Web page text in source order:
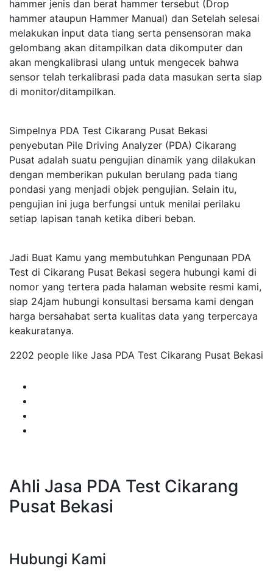
hammer jenis dan berat hammer tersebut (Drop
hammer ataupun Hammer Manual) dan Setelah selesai
melakukan input data tiang serta pensensoran maka
gelombang akan ditampilkan data dikomputer dan
akan mengkalibrasi ulang untuk mengecek bahwa
sensor telah terkalibrasi pada data masukan serta siap
di monitor/ditampilkan.
Simpelnya PDA Test Cikarang Pusat Bekasi
penyebutan Pile Driving Analyzer (PDA) Cikarang
Pusat adalah suatu pengujian dinamik yang dilakukan
dengan memberikan pukulan berulang pada tiang
pondasi yang menjadi objek pengujian. Selain itu,
pengujian ini juga berfungsi untuk menilai perilaku
setiap lapisan tanah ketika diberi beban.
Jadi Buat Kamu yang membutuhkan Pengunaan PDA
Test di Cikarang Pusat Bekasi segera hubungi kami di
nomor yang tertera pada halaman website resmi kami,
siap 24jam hubungi konsultasi bersama kami dengan
harga bersahabat serta kualitas data yang terpercaya
keakuratanya.
2202 people like Jasa PDA Test Cikarang Pusat Bekasi
Ahli Jasa PDA Test Cikarang
Pusat Bekasi
Hubungi Kami